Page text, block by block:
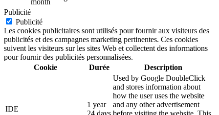
Publicité
Publicité
Les cookies publicitaires sont utilisés pour fournir aux visiteurs des
publicités et des campagnes marketing pertinentes. Ces cookies
suivent les visiteurs sur les sites Web et collectent des informations
pour fournir des publicités personnalisées.
Cookie
Durée Description
IDE
1 year
24 days
Used by Google DoubleClick
and stores information about
how the user uses the website
and any other advertisement
before visiting the website. This